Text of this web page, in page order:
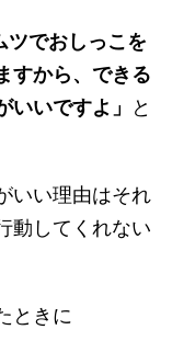
でおしっこを
すから、できる
いですよ」
と
いい理由はそれ
動してくれない
ときに